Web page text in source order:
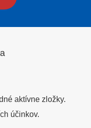
aktívne zložky.
účinkov.